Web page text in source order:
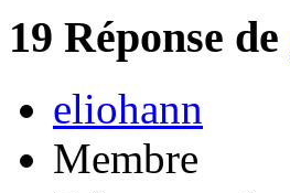
19 Réponse de
eliohann
Membre